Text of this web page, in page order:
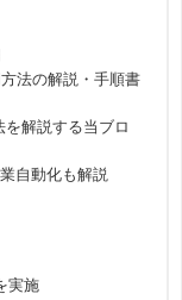
法の解説・手順書
解説する当ブロ
自動化も解説
実施